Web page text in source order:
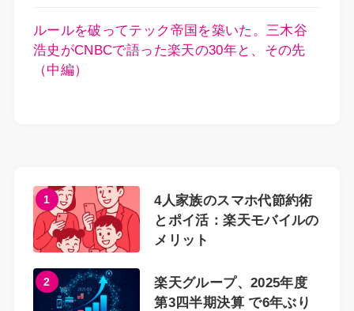
ルールを破ってテック帝国を築いた。三木谷
浩史がCNBCで語った楽天の30年と、その先
（中編）
1
4人家族のスマホ代節約術
とポイ活：楽天モバイルの
メリット
2
楽天グループ、2025年度
第3四半期決算 で6年ぶり